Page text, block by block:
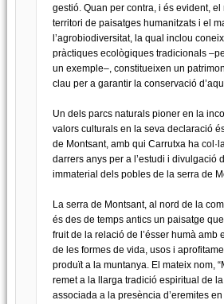
gestió. Quan per contra, i és evident, el
territori de paisatges humanitzats i el
l’agrobiodiversitat, la qual inclou
pràctiques ecològiques tradicionals
un exemple–, constitueixen un
clau per a garantir la conservació
Un dels parcs naturals pioner en la
valors culturals en la seva declaració
de Montsant, amb qui Carrutxa ha
darrers anys per a l’estudi i divulgació
immaterial dels pobles de la serra de
La serra de Montsant, al nord de la
és des de temps antics un paisatge
fruit de la relació de l’ésser humà amb
de les formes de vida, usos i
produït a la muntanya. El mateix nom,
remet a la llarga tradició espiritual de
associada a la presència d’eremites